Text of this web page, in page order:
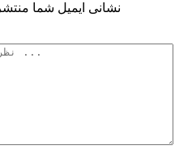
نشانی ایمیل شما